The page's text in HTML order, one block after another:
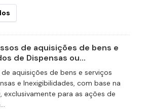
de aquisições de bens e
de Dispensas ou...
aquisições de bens e serviços
e Inexigibilidades, com base na
exclusivamente para as ações de